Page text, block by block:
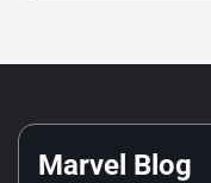
Marvel Blog